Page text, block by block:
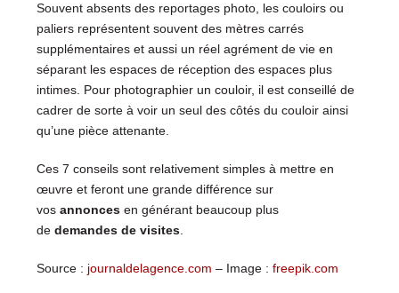
Souvent absents des reportages photo, les couloirs ou
paliers représentent souvent des mètres carrés
supplémentaires et aussi un réel agrément de vie en
séparant les espaces de réception des espaces plus
intimes. Pour photographier un couloir, il est conseillé de
cadrer de sorte à voir un seul des côtés du couloir ainsi
qu’une pièce attenante.
Ces 7 conseils sont relativement simples à mettre en
œuvre et feront une grande différence sur
vos annoncesen générant beaucoup plus
de demandes de visites.
Source : journaldelagence.com – Image : freepik.com